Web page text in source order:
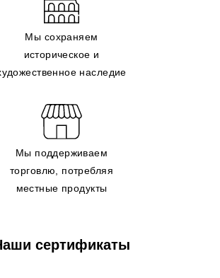
Мы сохраняем
историческое и
наследие
Мы поддерживаем
торговлю, потребляя
местные продукты
сертификаты